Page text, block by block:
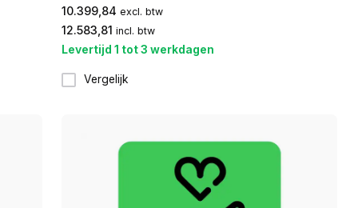
10.399,84 excl. btw
12.583,81 incl. btw
Levertijd 1 tot 3 werkdagen
Vergelijk